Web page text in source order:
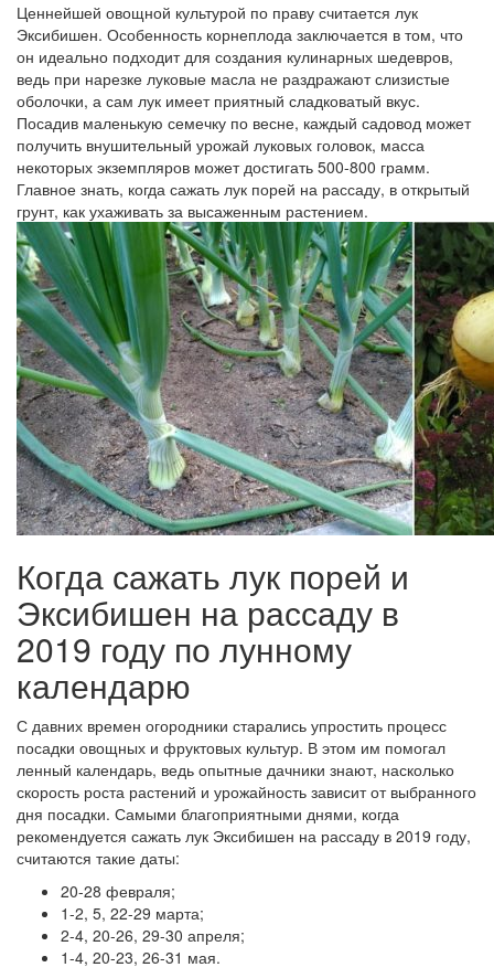
Ценнейшей овощной культурой по праву считается лук
Эксибишен. Особенность корнеплода заключается в том, что
он идеально подходит для создания кулинарных шедевров,
ведь при нарезке луковые масла не раздражают слизистые
оболочки, а сам лук имеет приятный сладковатый вкус.
Посадив маленькую семечку по весне, каждый садовод может
получить внушительный урожай луковых головок, масса
некоторых экземпляров может достигать 500-800 грамм.
Главное знать, когда сажать лук порей на рассаду, в открытый
грунт, как ухаживать за высаженным растением.
Когда сажать лук порей и
Эксибишен на рассаду в
2019 году по лунному
календарю
С давних времен огородники старались упростить процесс
посадки овощных и фруктовых культур. В этом им помогал
ленный календарь, ведь опытные дачники знают, насколько
скорость роста растений и урожайность зависит от выбранного
дня посадки. Самыми благоприятными днями, когда
рекомендуется сажать лук Эксибишен на рассаду в 2019 году,
считаются такие даты:
20-28 февраля;
1-2, 5, 22-29 марта;
2-4, 20-26, 29-30 апреля;
1-4, 20-23, 26-31 мая.